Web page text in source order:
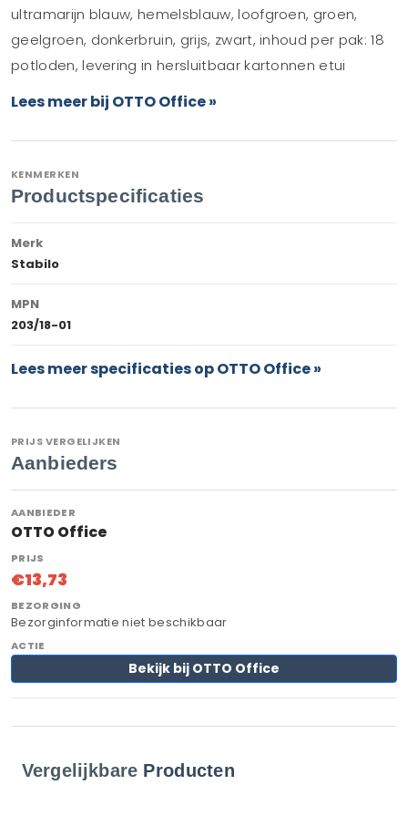
ultramarijn blauw, hemelsblauw, loofgroen, groen,
geelgroen, donkerbruin, grijs, zwart, inhoud per pak: 18
potloden, levering in hersluitbaar kartonnen etui
Lees meer bij OTTO Office »
KENMERKEN
Productspecificaties
Merk
Stabilo
MPN
203/18-01
Lees meer specificaties op OTTO Office »
PRIJS VERGELIJKEN
Aanbieders
OTTO Office
€13,73
Bezorginformatie niet beschikbaar
Bekijk bij OTTO Office
Vergelijkbare Producten